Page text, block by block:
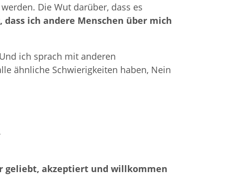
Die Wut darüber, dass es
dass ich andere Menschen über mich
ich sprach mit anderen
ähnliche Schwierigkeiten haben, Nein
geliebt, akzeptiert und willkommen